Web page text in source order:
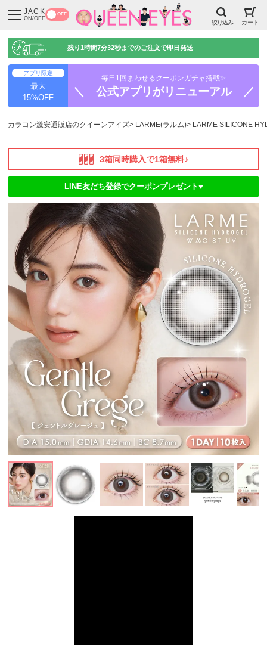
JACK
ON/OFF
OFF
絞り込み カート
残り1時間7分31秒までのご注文で即日発送
アプリ限定
最大
15%OFF
毎日1回まわせるクーポンガチャ搭載✨
＼ 公式アプリがリニューアル ／
カラコン激安通販店のクイーンアイズ LARME(ラルム) LARME SILICONE
3箱同時購入で1箱無料♪
LINE友だち登録でクーポンプレゼント♥